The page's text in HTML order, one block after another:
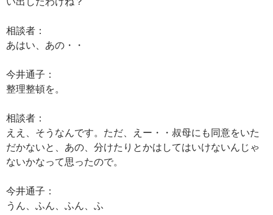
相談者：
あはい、あの・・
今井通子：
整理整頓を。
相談者：
ええ、そうなんです。ただ、えー・・叔母にも同意をいた
だかないと、あの、分けたりとかはしてはいけないんじゃ
ないかなって思ったので。
今井通子：
うん、ふん、ふん、ふ